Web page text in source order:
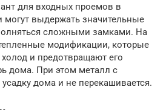
для входных проемов в
выдержать значительные
сложными замками. На
модификации, которые
и предотвращают его
дома. При этом металл с
дома и не перекашивается.